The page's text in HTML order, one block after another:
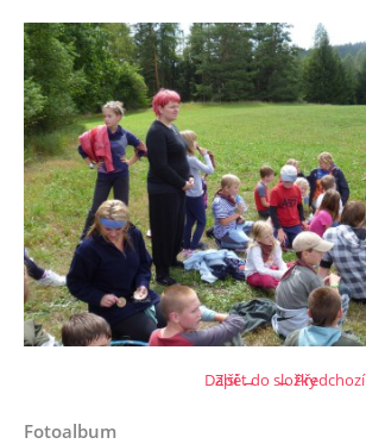
← Předchozí
Další →
Zpět do složky
Fotoalbum